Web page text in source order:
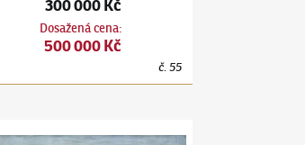
300 000 Kč
Dosažená cena:
500 000 Kč
č. 55